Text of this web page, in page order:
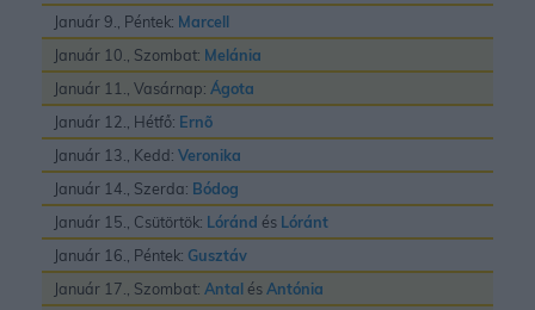
Január 9., Péntek: Marcell
Január 10., Szombat: Melánia
Január 11., Vasárnap: Ágota
Január 12., Hétfő: Ernõ
Január 13., Kedd: Veronika
Január 14., Szerda: Bódog
Január 15., Csütörtök: Lóránd és Lóránt
Január 16., Péntek: Gusztáv
Január 17., Szombat: Antal ésAntónia